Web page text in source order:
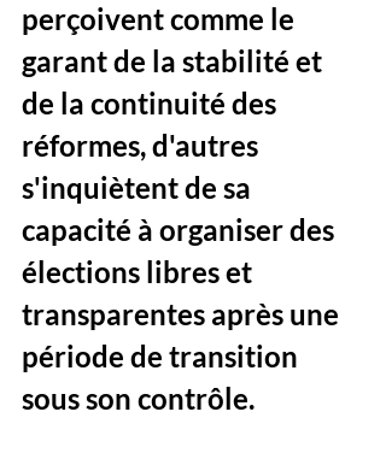
perçoivent comme le
garant de la stabilité et
de la continuité des
réformes, d'autres
s'inquiètent de sa
capacité à organiser des
élections libres et
transparentes après une
période de transition
sous son contrôle.